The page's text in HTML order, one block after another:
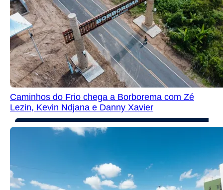
Caminhos do Frio chega a Borborema com Zé
Lezin, Kevin Ndjana e Danny Xavier